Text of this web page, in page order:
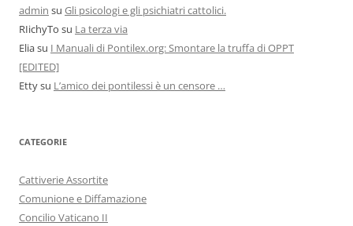
admin su Gli psicologi e gli psichiatri cattolici.
RIichyTo su La terza via
Eliasu I Manuali di Pontilex.org: Smontare la truffa di OPPT
[EDITED]
Ettysu L’amico dei pontilessi è un censore …
CATEGORIE
Cattiverie Assortite
Comunione e Diffamazione
Concilio Vaticano II